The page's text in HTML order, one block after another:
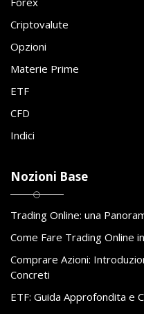
Criptovalute
Opzioni
Materie Prime
ETF
CFD
Indici
Nozioni Base
Trading Online: una
Come Fare Trading Online
Comprare Azioni:
Concreti
ETF: Guida Approfondita e